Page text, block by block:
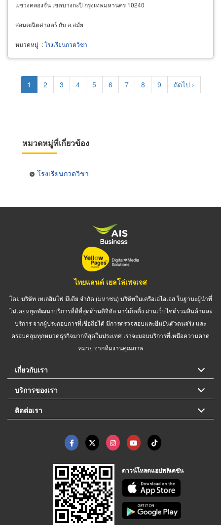
แขวงคลองจั่น เขตบางกะปิ กรุงเทพมหานคร 10240
สอนคณิตศาสตร์ กับ อ.สมัย
หมวดหมู่ :โรงเรียนกวดวิชา
Pagination
Current
page
1 Page
2 Page
3 Page
4 Page
5 Page
6 Page
7 Page
8 Page
9
Next
page
ถัดไป ›
หมวดหมู่ที่เกี่ยวข้อง
โรงเรียนกวดวิชา
ไทยแลนด์ เยลโล่เพจเจส
โดย บริษัท เทเลอินโฟ มีเดีย จำกัด (มหาชน) บริษัทในเครือเอไอเอส ในฐานะผู้นำที่
ไม่เคยหยุดพัฒนาบริการที่ดีที่สุดด้านดิจิทัล มาร์เก็ตติ้ง ผ่านเว็บไซต์รวมสินค้าและ
บริการ จากผู้ประกอบการที่เชื่อถือได้ มีการตรวจสอบและยืนยันตัวตนจริง และ
ครอบคลุมทุกหมวดธุรกิจมากที่สุดในประเทศ เราจะมอบบริการที่เหนือความคาด
หมาย จากทีมงานคุณภาพ
เกี่ยวกับเรา
บริการของเรา
ติดต่อเรา
ดาวน์โหลดแอปพลิเคชัน